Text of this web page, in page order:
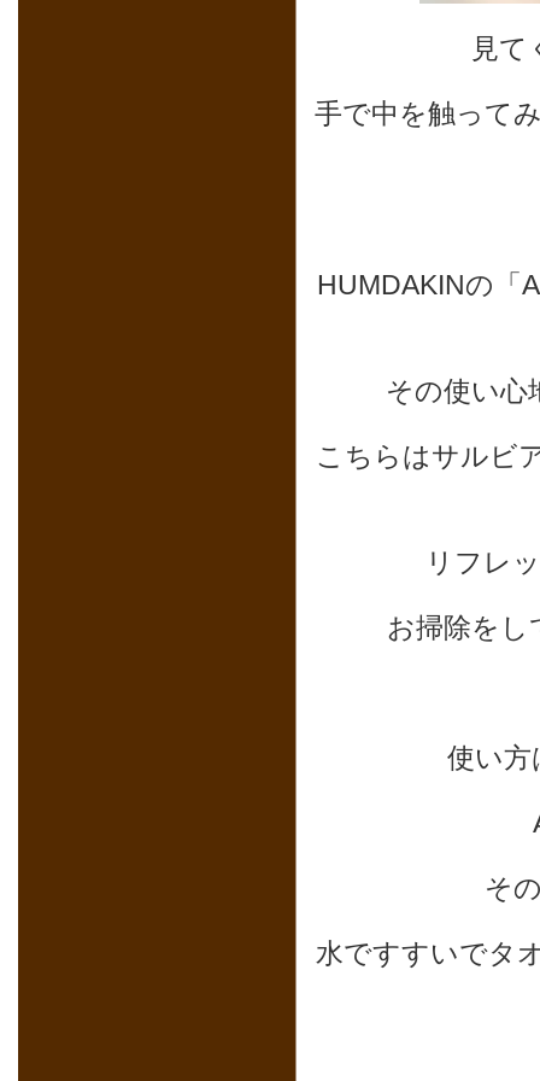
見て
手で中を触って
HUMDAKINの「
その使い心
こちらはサルビ
リフレ
お掃除をし
使い方
そ
水ですすいでタ